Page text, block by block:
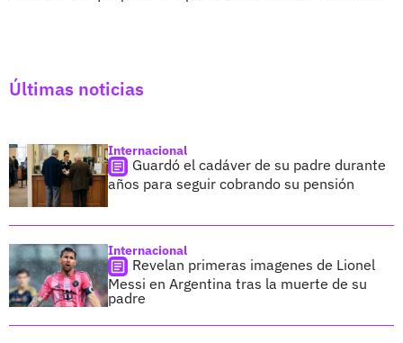
Últimas noticias
Internacional
Guardó el cadáver de su padre durante
años para seguir cobrando su pensión
Internacional
Revelan primeras imagenes de Lionel
Messi en Argentina tras la muerte de su
padre